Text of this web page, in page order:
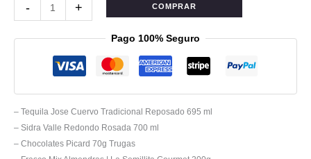
- + COMPRAR
Pago 100% Seguro
– Tequila Jose Cuervo Tradicional Reposado 695 ml
– Sidra Valle Redondo Rosada 700 ml
– Chocolates Picard 70g Trugas